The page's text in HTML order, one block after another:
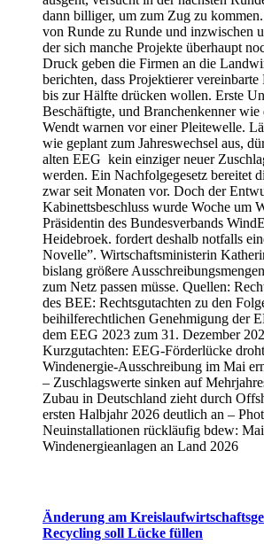
dann billiger, um zum Zug zu
von Runde zu Runde und inzwischen
der sich manche Projekte überhaupt
Druck geben die Firmen an die
berichten, dass Projektierer
bis zur Hälfte drücken wollen. Erste
Beschäftigte, und Branchenkenner
Wendt warnen vor einer Pleitewelle.
wie geplant zum Jahreswechsel aus,
alten EEG kein einziger neuer
werden. Ein Nachfolgegesetz bereitet
zwar seit Monaten vor. Doch der
Kabinettsbeschluss wurde Woche um
Präsidentin des Bundesverbands
Heidebroek. fordert deshalb notfalls
Novelle”. Wirtschaftsministerin
bislang größere
zum Netz passen müsse. Quellen:
des BEE: Rechtsgutachten zu den
beihilferechtlichen Genehmigung der
dem EEG 2023 zum 31. Dezember
Kurzgutachten: EEG-Förderlücke
Windenergie-Ausschreibung im Mai
– Zuschlagswerte sinken auf
Zubau in Deutschland zieht durch
ersten Halbjahr 2026 deutlich an –
Neuinstallationen rückläufig bdew:
Windenergieanlagen an Land 2026
Änderung am
Recycling soll Lücke füllen